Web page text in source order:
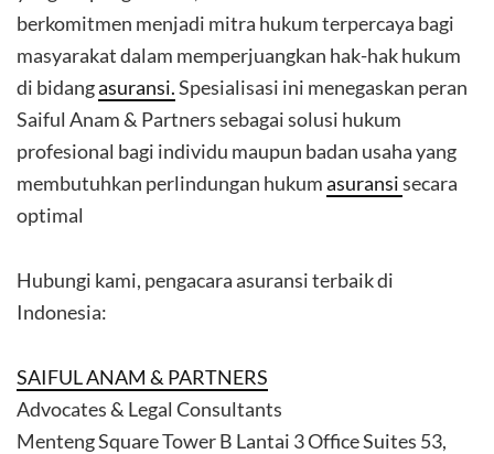
berkomitmen menjadi mitra hukum terpercaya bagi
masyarakat dalam memperjuangkan hak-hak hukum
di bidangasuransi.Spesialisasi ini menegaskan peran
Saiful Anam & Partners sebagai solusi hukum
profesional bagi individu maupun badan usaha yang
membutuhkan perlindungan hukumasuransisecara
optimal
Hubungi kami, pengacara asuransi terbaik di
Indonesia:
SAIFUL ANAM & PARTNERS
Advocates & Legal Consultants
Menteng Square Tower B Lantai 3 Office Suites 53,